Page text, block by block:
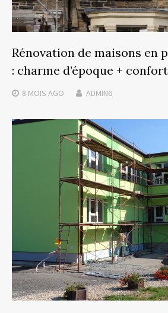
Rénovation de maisons en
: charme d’époque +
8 MOIS AGO ADMIN6